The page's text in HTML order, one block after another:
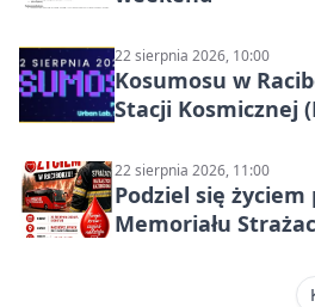
22 sierpnia 2026, 10:00
Kosumosu w
Stacji Kosmicznej
22 sierpnia 2026, 11:00
Podziel się życiem
Memoriału